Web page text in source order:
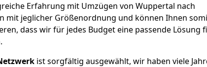
Erfahrung mit Umzügen von Wuppertal nach
mit jeglicher Größenordnung und können Ihnen
dass wir für jedes Budget eine passende Lösung
ist sorgfältig ausgewählt, wir haben viele